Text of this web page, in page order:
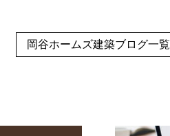
岡谷ホームズ建築ブログ一覧